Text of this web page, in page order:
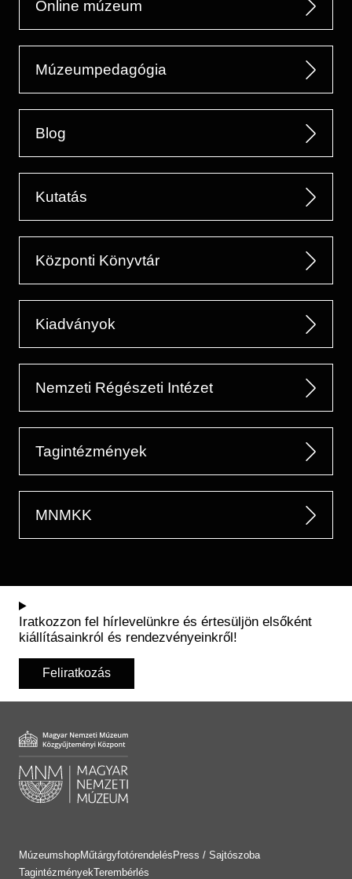
Online múzeum
Múzeumpedagógia
Blog
Kutatás
Központi Könyvtár
Kiadványok
Nemzeti Régészeti Intézet
Tagintézmények
MNMKK
Iratkozzon fel hírlevelünkre és értesüljön elsőként
kiállításainkról és rendezvényeinkről!
Feliratkozás
MúzeumshopMűtárgyfotórendelés Press / Sajtószoba
TagintézményekTerembérlés